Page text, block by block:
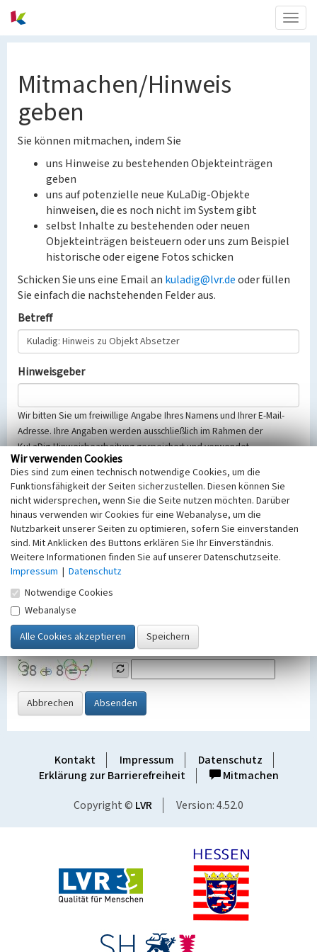
Mitmachen/Hinweis
geben
Sie können mitmachen, indem Sie
uns Hinweise zu bestehenden Objekteinträgen
geben
uns auf potenzielle neue KuLaDig-Objekte
hinweisen, die es noch nicht im System gibt
selbst Inhalte zu bestehenden oder neuen
Objekteinträgen beisteuern oder uns zum Beispiel
historische oder eigene Fotos schicken
Schicken Sie uns eine Email an kuladig@lvr.deoder füllen
Sie einfach die nachstehenden Felder aus.
Betreff
Hinweisgeber
Wir bitten Sie um freiwillige Angabe Ihres Namens und Ihrer E-Mail-
Adresse. Ihre Angaben werden ausschließlich im Rahmen der
KuLaDig-Hinweisbearbeitung gespeichert und verwendet.
Selbstverständlich werden diese entsprechend der Vorschriften des
Telemediengesetzes, des Datenschutzgesetzes NRW und der seit
dem 25.05.2018 gültigen Europäischen Datenschutzgrundverordnung
(EU-DSGVO) vertraulich behandelt, beachten Sie bitte unsere
Hinweise zumDatenschutz
Nachricht
SicherheitsabfrageTragen Sie unten das Rechenergebnis aus der
Grafik ein
Abbrechen Absenden
Kontakt Impressum
Datenschutz
Erklärung zur Barrierefreiheit
Mitmachen
Copyright © LVR Version: 4.52.0
Wir verwenden Cookies
Dies sind zum einen technisch notwendige Cookies, um die
Funktionsfähigkeit der Seiten sicherzustellen. Diesen können Sie
nicht widersprechen, wenn Sie die Seite nutzen möchten. Darüber
hinaus verwenden wir Cookies für eine Webanalyse, um die
Nutzbarkeit unserer Seiten zu optimieren, sofern Sie einverstanden
sind. Mit Anklicken des Buttons erklären Sie Ihr Einverständnis.
Weitere Informationen finden Sie auf unserer Datenschutzseite.
Impressum | Datenschutz
Notwendige Cookies
Webanalyse